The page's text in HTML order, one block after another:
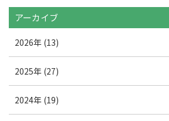
アーカイブ
2026年 (13)
2025年 (27)
2024年 (19)